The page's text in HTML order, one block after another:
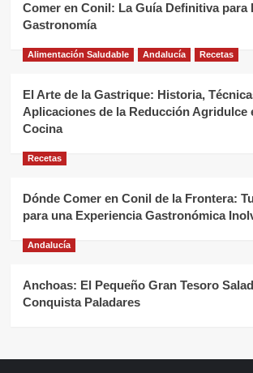
Comer en Conil: La Guía Definitiva para
Gastronomía
Alimentación Saludable Andalucía Recetas
El Arte de la Gastrique: Historia,
Aplicaciones de la Reducción Agridulce
Cocina
Recetas
Dónde Comer en Conil de la Frontera:
para una Experiencia Gastronómica
Andalucía
Anchoas: El Pequeño Gran Tesoro
Conquista Paladares